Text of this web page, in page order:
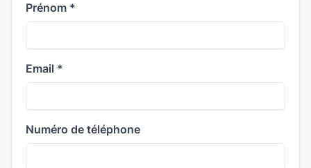
Prénom *
Email *
Numéro de téléphone